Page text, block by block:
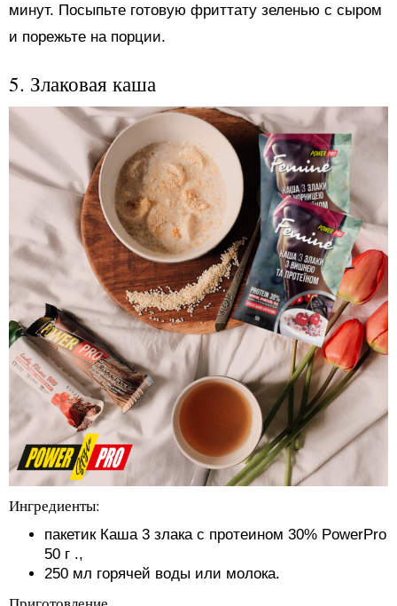
минут. Посыпьте готовую фриттату зеленью с сыром
и порежьте на порции.
5. Злаковая каша
Ингредиенты:
пакетик Каша 3 злака с протеином 30% PowerPro
50 г .,
250 мл горячей воды или молока.